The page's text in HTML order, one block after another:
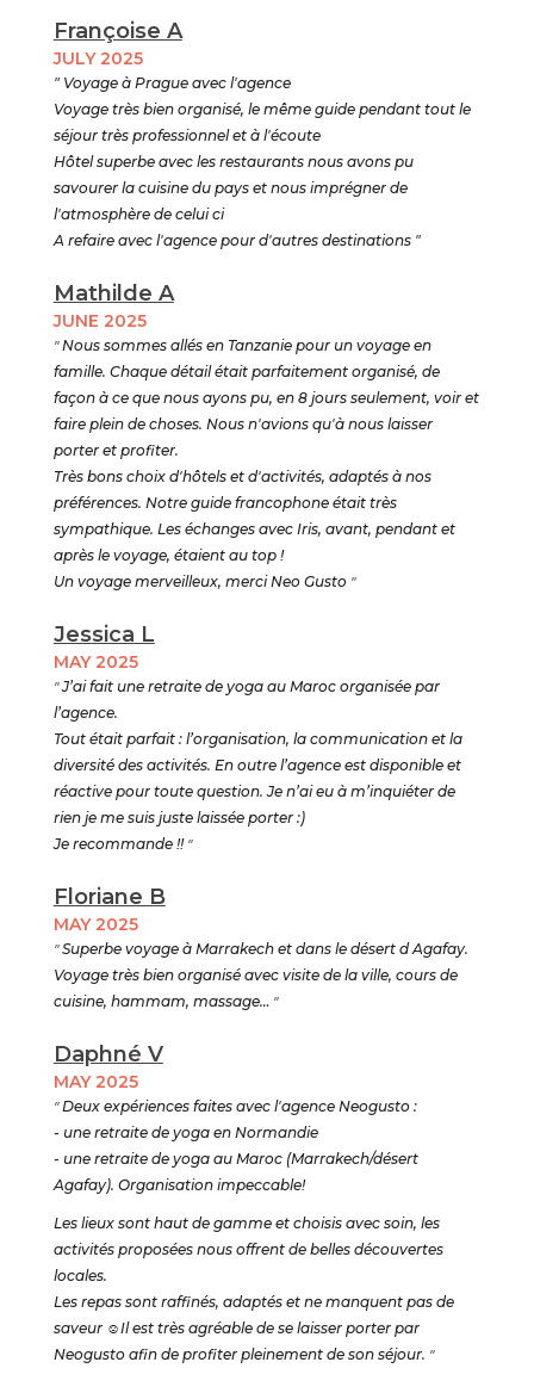
Françoise A
JULY 2025
" Voyage à Prague avec l'agence
Voyage très bien organisé, le même guide pendant tout le
séjour très professionnel et à l'écoute
Hôtel superbe avec les restaurants nous avons pu
savourer la cuisine du pays et nous imprégner de
l'atmosphère de celui ci
A refaire avec l'agence pour d'autres destinations "
Mathilde A
JUNE 2025
"Nous sommes allés en Tanzanie pour un voyage en
famille. Chaque détail était parfaitement organisé, de
façon à ce que nous ayons pu, en 8 jours seulement, voir et
faire plein de choses. Nous n'avions qu'à nous laisser
porter et profiter.
Très bons choix d'hôtels et d'activités, adaptés à nos
préférences. Notre guide francophone était très
sympathique. Les échanges avec Iris, avant, pendant et
après le voyage, étaient au top !
Un voyage merveilleux, merci Neo Gusto "
Jessica L
MAY 2025
"J’ai fait une retraite de yoga au Maroc organisée par
l’agence.
Tout était parfait : l’organisation, la communication et la
diversité des activités. En outre l’agence est disponible et
réactive pour toute question. Je n’ai eu à m’inquiéter de
rien je me suis juste laissée porter :)
Je recommande !!"
Floriane B
MAY 2025
"Superbe voyage à Marrakech et dans le désert d Agafay.
Voyage très bien organisé avec visite de la ville, cours de
cuisine, hammam, massage…"
Daphné V
MAY 2025
"Deux expériences faites avec l'agence Neogusto :
- une retraite de yoga en Normandie
- une retraite de yoga au Maroc (Marrakech/désert
Agafay). Organisation impeccable!
Les lieux sont haut de gamme et choisis avec soin, les
activités proposées nous offrent de belles découvertes
locales.
Les repas sont raffinés, adaptés et ne manquent pas de
saveur ☺️Il est très agréable de se laisser porter par
Neogusto afin de profiter pleinement de son séjour. "